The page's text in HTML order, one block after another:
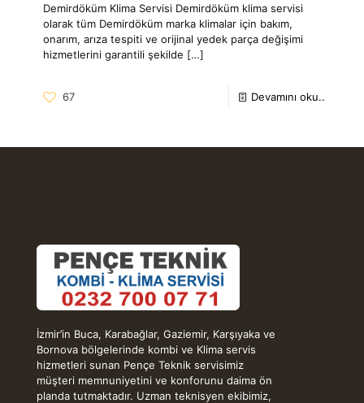
Demirdöküm Klima Servisi Demirdöküm klima servisi
olarak tüm Demirdöküm marka klimalar için bakım,
onarım, arıza tespiti ve orijinal yedek parça değişimi
hizmetlerini garantili şekilde […]
67 Devamını oku..
İzmir’in Buca, Karabağlar, Gaziemir, Karşıyaka ve
Bornova bölgelerinde kombi ve Klima servis
hizmetleri sunan Pençe Teknik servisimiz
müşteri memnuniyetini ve konforunu daima ön
planda tutmaktadır. Uzman teknisyen ekibimiz,